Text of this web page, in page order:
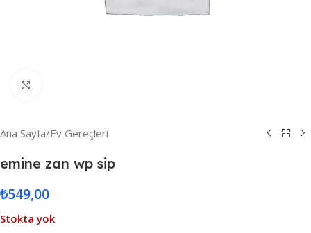
Ana Sayfa/Ev Gereçleri
emine zan wp sip
₺549,00
Stokta yok